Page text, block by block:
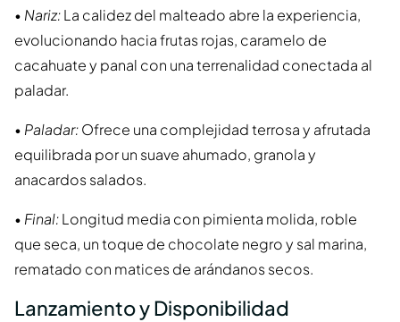
• Nariz:La calidez del malteado abre la experiencia,
evolucionando hacia frutas rojas, caramelo de
cacahuate y panal con una terrenalidad conectada al
paladar.
• Paladar:Ofrece una complejidad terrosa y afrutada
equilibrada por un suave ahumado, granola y
anacardos salados.
• Final:Longitud media con pimienta molida, roble
que seca, un toque de chocolate negro y sal marina,
rematado con matices de arándanos secos.
Lanzamiento y Disponibilidad